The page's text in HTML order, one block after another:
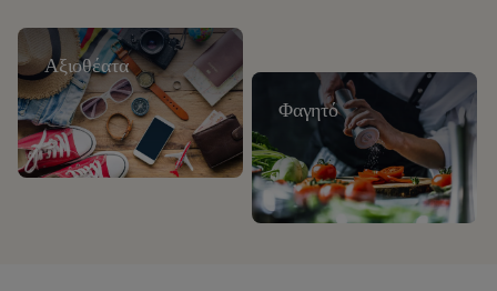
Αξιοθέατα
Φαγητό